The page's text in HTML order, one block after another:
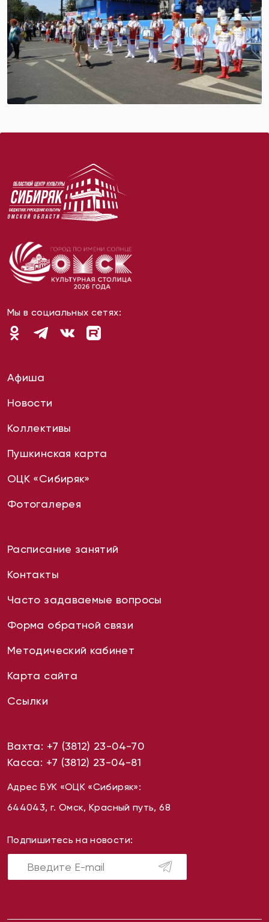
Мы в социальных сетях:
Афиша
Новости
Коллективы
Пушкинская карта
ОЦК «Сибиряк»
Фотогалерея
Расписание занятий
Контакты
Часто задаваемые вопросы
Форма обратной связи
Методический кабинет
Карта сайта
Ссылки
Вахта: +7 (3812) 23-04-70
Касса: +7 (3812) 23-04-81
Адрес БУК «ОЦК «Сибиряк»:
644043, г. Омск, Красный путь, 68
Подпишитесь на новости: